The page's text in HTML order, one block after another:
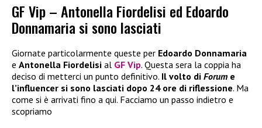
GF Vip – Antonella Fiordelisi ed Edoardo
Donnamaria si sono lasciati
Giornate particolarmente queste per Edoardo Donnamaria
e Antonella Fiordelisi al GF Vip. Questa sera la coppia ha
deciso di metterci un punto definitivo. Il volto di Forum e
l’influencer si sono lasciati dopo 24 ore di riflessione. Ma
come si è arrivati fino a qui. Facciamo un passo indietro e
scopriamo